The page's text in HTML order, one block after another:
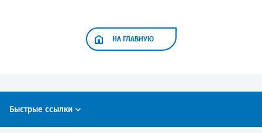
НА ГЛАВНУЮ
Быстрые ссылки